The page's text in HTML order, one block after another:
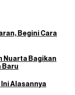
Begini Cara
Nuarta Bagikan
Baru
Alasannya